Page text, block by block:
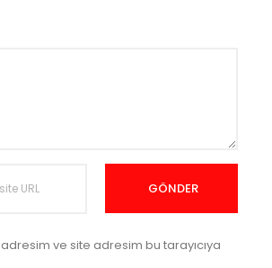
GÖNDER
ve site adresim bu tarayıcıya